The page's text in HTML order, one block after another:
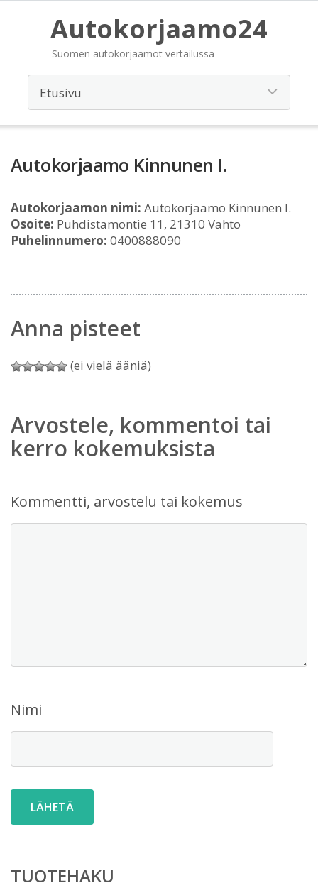
Autokorjaamo24
Suomen autokorjaamot vertailussa
Autokorjaamo Kinnunen I.
Autokorjaamon nimi: Autokorjaamo Kinnunen I.
Osoite: Puhdistamontie 11, 21310 Vahto
Puhelinnumero: 0400888090
Anna pisteet
(ei vielä ääniä)
Arvostele, kommentoi tai
kerro kokemuksista
Kommentti, arvostelu tai kokemus
Nimi
TUOTEHAKU